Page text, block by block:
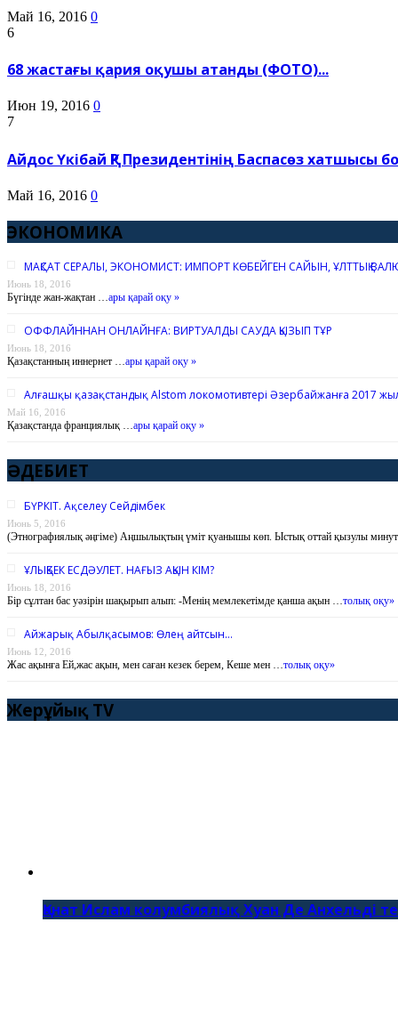
Май 16, 2016 0
6
68 жастағы қария оқушы атанды (ФОТО)...
Июн 19, 2016 0
7
Айдос Үкібай ҚР Президентінің Баспасөз хатшысы
Май 16, 2016 0
ЭКОНОМИКА
МАҚСАТ СЕРАЛЫ, ЭКОНОМИСТ: ИМПОРТ КӨБЕЙГЕН САЙЫН, ҰЛТТЫҚ
Июнь 18, 2016
Бүгінде жан-жақтан …ары қарай оқу »
ОФФЛАЙННАН ОНЛАЙНҒА: ВИРТУАЛДЫ САУДА ҚЫЗЫП ТҰР
Июнь 18, 2016
Қазақстанның иннернет …ары қарай оқу »
Алғашқы қазақстандық Alstom локомотивтері Әзербайжанға 2017
Май 16, 2016
Қазақстанда франциялық …ары қарай оқу »
ӘДЕБИЕТ
БҮРКІТ. Ақселеу Сейдімбек
Июнь 5, 2016
(Этнографиялық әңгіме) Аңшылықтың үміт қуанышы көп. Ыстық оттай қызулы
ҰЛЫҚБЕК ЕСДӘУЛЕТ. НАҒЫЗ АҚЫН КІМ?
Июнь 18, 2016
Бір сұлтан бас уәзірін шақырып алып: -Менің мемлекетімде қанша ақын …толық оқу»
Айжарық Абылқасымов: Өлең айтсын…
Июнь 12, 2016
Жас ақынға Ей,жас ақын, мен саған кезек берем, Кеше мен …толық оқу»
Жерұйық TV
Қанат Ислам колумбиялық Хуан Де Анхельді